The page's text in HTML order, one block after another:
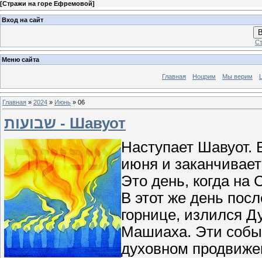
[Стражи на горе Ефремовой]
Вход на сайт
Меню сайта
Главная Ноцрим Мы верим
Главная » 2024 » Июнь » 06
שבועות - Шавуот
Наступает Шавуот.
июня и
Это день, когда на
В этот же день
горнице, излился
Машиаха. Эти
духовном